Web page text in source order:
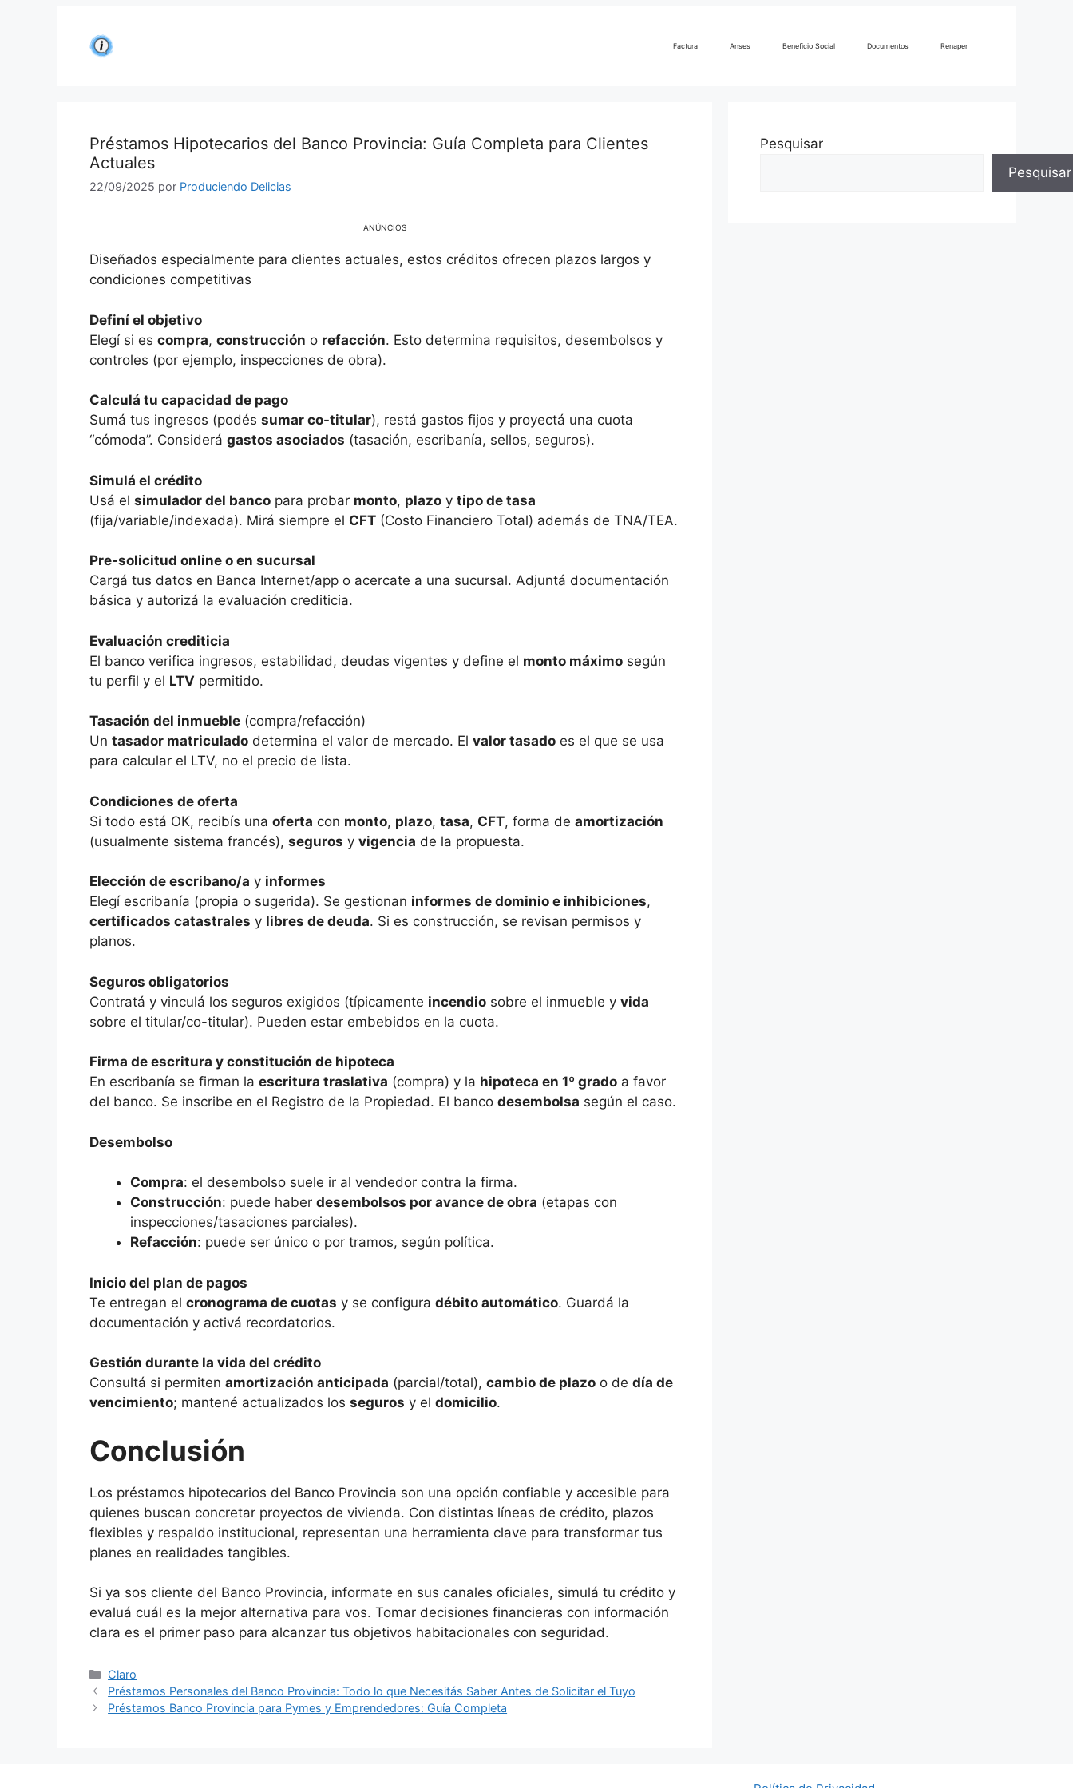
Factura Anses Beneficio Social Documentos Renaper
Préstamos Hipotecarios del Banco Provincia: Guía Completa para Clientes
Actuales
22/09/2025 por Produciendo Delicias
ANÚNCIOS
Diseñados especialmente para clientes actuales, estos créditos ofrecen plazos largos y
condiciones competitivas
Definí el objetivo
Elegí si es compra, construcción o refacción. Esto determina requisitos, desembolsos y
controles (por ejemplo, inspecciones de obra).
Calculá tu capacidad de pago
Sumá tus ingresos (podés sumar co-titular), restá gastos fijos y proyectá una cuota
“cómoda”. Considerá gastos asociados (tasación, escribanía, sellos, seguros).
Simulá el crédito
Usá el simulador del banco para probar monto, plazo y tipo de tasa
(fija/variable/indexada). Mirá siempre el CFT (Costo Financiero Total) además de TNA/TEA.
Pre-solicitud online o en sucursal
Cargá tus datos en Banca Internet/app o acercate a una sucursal. Adjuntá documentación
básica y autorizá la evaluación crediticia.
Evaluación crediticia
El banco verifica ingresos, estabilidad, deudas vigentes y define el monto máximo según
tu perfil y el LTV permitido.
Tasación del inmueble (compra/refacción)
Un tasador matriculado determina el valor de mercado. El valor tasado es el que se usa
para calcular el LTV, no el precio de lista.
Condiciones de oferta
Si todo está OK, recibís una oferta con monto, plazo, tasa, CFT, forma de amortización
(usualmente sistema francés), seguros y vigencia de la propuesta.
Elección de escribano/a y informes
Elegí escribanía (propia o sugerida). Se gestionan informes de dominio e inhibiciones,
certificados catastrales y libres de deuda. Si es construcción, se revisan permisos y
planos.
Seguros obligatorios
Contratá y vinculá los seguros exigidos (típicamente incendio sobre el inmueble y vida
sobre el titular/co-titular). Pueden estar embebidos en la cuota.
Firma de escritura y constitución de hipoteca
En escribanía se firman la escritura traslativa (compra) y la hipoteca en 1º grado a favor
del banco. Se inscribe en el Registro de la Propiedad. El banco desembolsa según el caso.
Desembolso
Compra: el desembolso suele ir al vendedor contra la firma.
Construcción: puede haber desembolsos por avance de obra (etapas con
inspecciones/tasaciones parciales).
Refacción: puede ser único o por tramos, según política.
Inicio del plan de pagos
Te entregan el cronograma de cuotas y se configura débito automático. Guardá la
documentación y activá recordatorios.
Gestión durante la vida del crédito
Consultá si permiten amortización anticipada (parcial/total), cambio de plazo o de día de
vencimiento; mantené actualizados los seguros y el domicilio.
Conclusión
Los préstamos hipotecarios del Banco Provincia son una opción confiable y accesible para
quienes buscan concretar proyectos de vivienda. Con distintas líneas de crédito, plazos
flexibles y respaldo institucional, representan una herramienta clave para transformar tus
planes en realidades tangibles.
Si ya sos cliente del Banco Provincia, informate en sus canales oficiales, simulá tu crédito y
evaluá cuál es la mejor alternativa para vos. Tomar decisiones financieras con información
clara es el primer paso para alcanzar tus objetivos habitacionales con seguridad.
Categorías
Claro
Préstamos Personales del Banco Provincia: Todo lo que Necesitás Saber Antes de Solicitar el Tuyo
Préstamos Banco Provincia para Pymes y Emprendedores: Guía Completa
Pesquisar
Pesquisar